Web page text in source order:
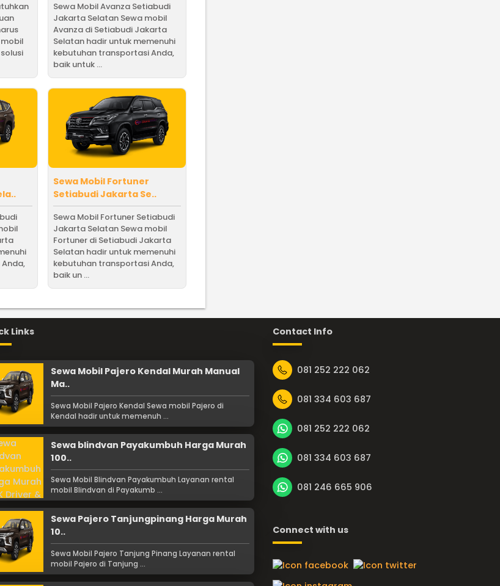
Sewa Mobil Avanza Setiabudi
Jakarta Selatan Sewa mobil
Avanza di Setiabudi Jakarta
Selatan hadir untuk memenuhi
kebutuhan transportasi Anda,
baik untuk ...
Sewa Mobil Fortuner
Setiabudi Jakarta Se..
Sewa Mobil Fortuner Setiabudi
Jakarta Selatan Sewa mobil
Fortuner di Setiabudi Jakarta
Selatan hadir untuk memenuhi
kebutuhan transportasi Anda,
baik un ...
Links
Sewa Mobil Pajero Kendal Murah Manual
Ma..
Sewa Mobil Pajero Kendal Sewa mobil Pajero di
Kendal hadir untuk memenuh ...
Sewa blindvan Payakumbuh Harga Murah
100..
Sewa Mobil Blindvan Payakumbuh Layanan rental
mobil Blindvan di Payakumb ...
Sewa Pajero Tanjungpinang Harga Murah
10..
Sewa Mobil Pajero Tanjung Pinang Layanan rental
mobil Pajero di Tanjung ...
Contact Info
081 252 222 062
081 334 603 687
081 252 222 062
081 334 603 687
081 246 665 906
Connect with us